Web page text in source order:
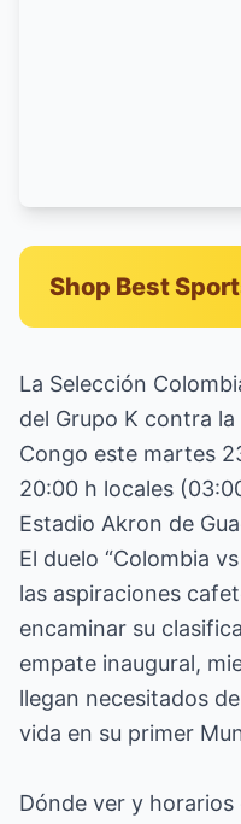
Shop Best
La Selección
del Grupo K contra
Congo este martes
20:00 h locales
Estadio Akron de
El duelo “Colombia
las aspiraciones
encaminar su
empate inaugural,
llegan necesitados
vida en su primer
Dónde ver y horarios